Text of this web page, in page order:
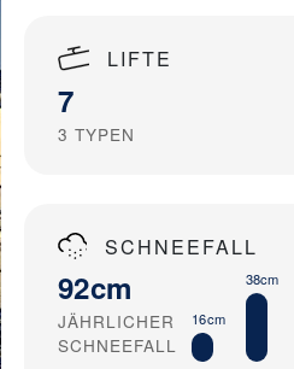
LIFTE
7
3 TYPEN
SCHNEEFALL
92cm
JÄHRLICHER
SCHNEEFALL
16cm
38cm